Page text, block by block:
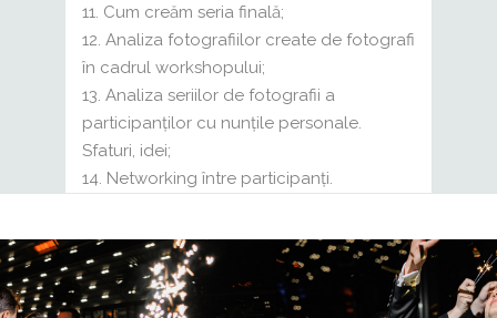
Cum creăm seria finală;
Analiza fotografiilor create de fotografi
în cadrul workshopului;
Analiza seriilor de fotografii a
participanților cu nunțile personale.
Sfaturi, idei;
Networking între participanți.